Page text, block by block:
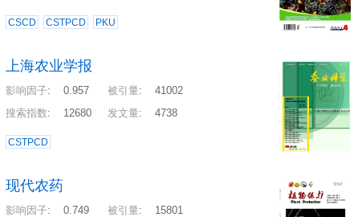
CSCD CSTPCD PKU
上海农业学报
影响因子: 0.957 被引量:
41002
搜索指数: 12680 发文量: 4738
CSTPCD
现代农药
影响因子: 0.749 被引量:
15801